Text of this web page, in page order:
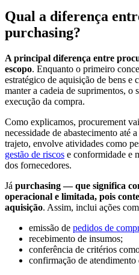
Qual a diferença
purchasing?
A principal diferença entre
escopo. Enquanto o primeiro
estratégico de aquisição de bens e
manter a cadeia de suprimentos, o
execução da compra.
Como explicamos, procurement
necessidade de abastecimento até
trajeto, envolve atividades como
gestão de riscos e conformidade e
dos fornecedores.
Já purchasing — que significa
operacional e limitada, pois
aquisição. Assim, inclui ações
emissão de pedidos de
recebimento de insumos;
conferência de critérios
confirmação de atendimento